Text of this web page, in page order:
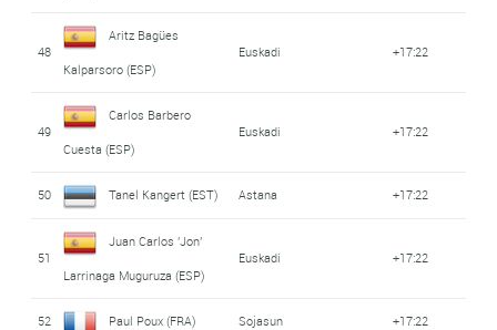
48
Aritz Bagües
Kalparsoro (ESP)
Euskadi +17:22
49
Carlos Barbero
Cuesta (ESP)
Euskadi +17:22
50 Tanel Kangert (EST) Astana +17:22
51
Juan Carlos 'Jon'
Larrinaga Muguruza (ESP)
Euskadi +17:22
52 Paul Poux (FRA) Sojasun +17:22